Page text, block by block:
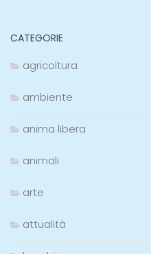
CATEGORIE
agricoltura
ambiente
anima libera
animali
arte
attualità